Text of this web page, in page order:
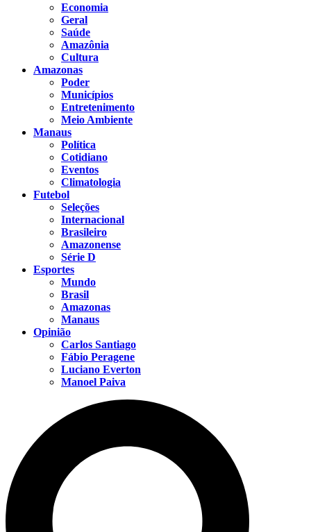
Economia
Geral
Saúde
Amazônia
Cultura
Amazonas
Poder
Municípios
Entretenimento
Meio Ambiente
Manaus
Política
Cotidiano
Eventos
Climatologia
Futebol
Seleções
Internacional
Brasileiro
Amazonense
Série D
Esportes
Mundo
Brasil
Amazonas
Manaus
Opinião
Carlos Santiago
Fábio Peragene
Luciano Everton
Manoel Paiva